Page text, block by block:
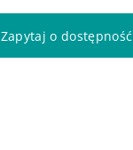
Zapytaj o dostępność